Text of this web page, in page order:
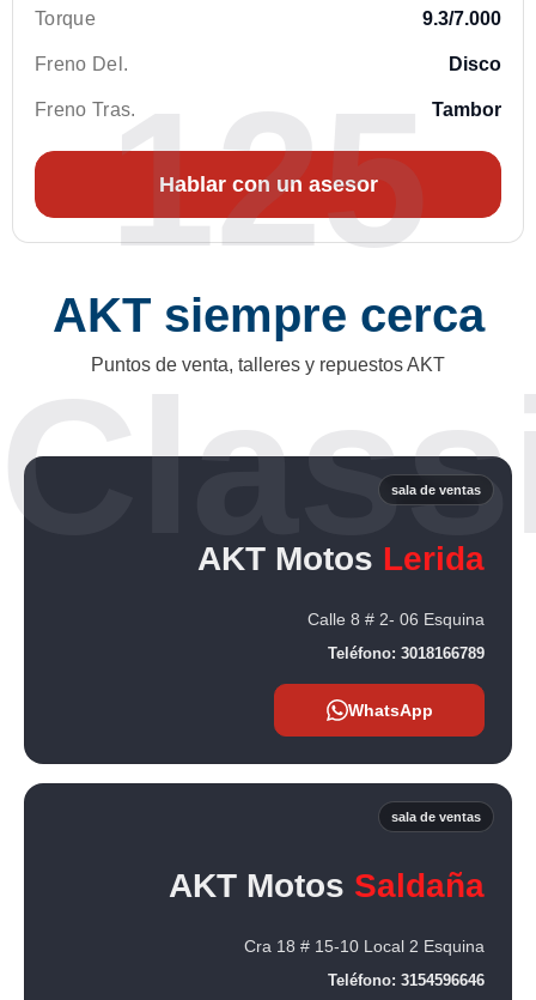
125
Torque 9.3/7.000
Freno Del. Disco
Freno Tras. Tambor
Hablar con un asesor
AKT siempre cerca
Puntos de venta, talleres y repuestos AKT
sala de ventas
AKT Motos Lerida
Calle 8 # 2- 06 Esquina
Teléfono: 3018166789
WhatsApp
sala de ventas
AKT Motos Saldaña
Cra 18 # 15-10 Local 2 Esquina
Teléfono: 3154596646